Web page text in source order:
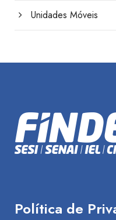
Unidades Móveis
Política de